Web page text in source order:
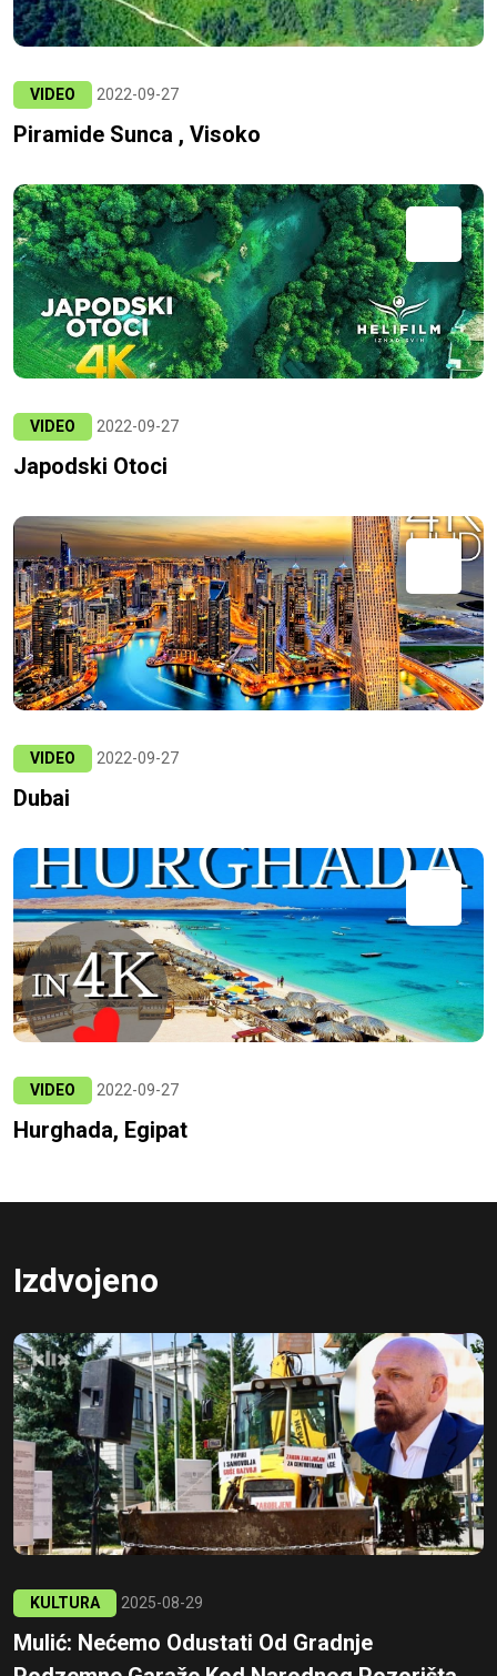
VIDEO 2022-09-27
Piramide Sunca , Visoko
VIDEO 2022-09-27
Japodski Otoci
VIDEO 2022-09-27
Dubai
VIDEO 2022-09-27
Hurghada, Egipat
Izdvojeno
KULTURA 2025-08-29
Mulić: Nećemo Odustati Od Gradnje